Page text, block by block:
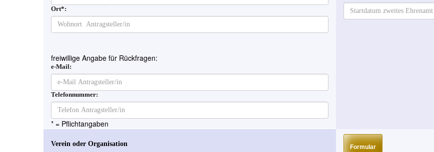
Ort*:
freiwillige Angabe für Rückfragen:
e-Mail:
Telefonnummer:
* = Pflichtangaben
Verein oder Organisation Formular